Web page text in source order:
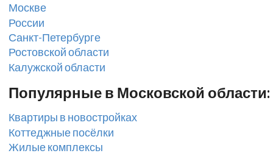
Москве
России
Санкт-Петербурге
Ростовской области
Калужской области
Популярные в Московской области:
Квартиры в новостройках
Коттеджные посёлки
Жилые комплексы